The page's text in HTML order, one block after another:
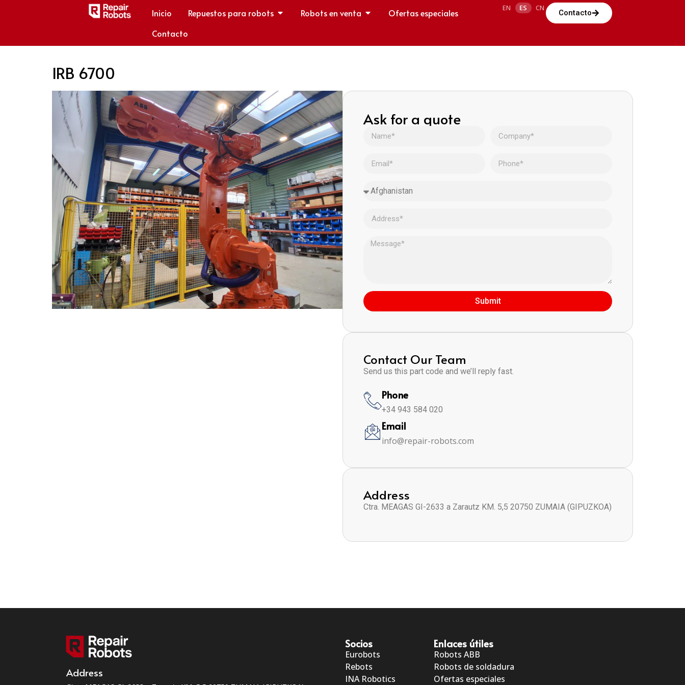
Inicio Repuestos para robots Robots en venta
Ofertas especiales
Contacto
EN ES CN
Contacto
IRB 6700
Ask for a quote
Submit
Contact Our Team
Send us this part code and we’ll reply fast.
Phone
+34 943 584 020
Email
info@repair-robots.com
Address
Ctra. MEAGAS GI-2633 a Zarautz KM. 5,5 20750 ZUMAIA (GIPUZKOA)
Address
Socios
Eurobots
Rebots
INA Robotics
Enlaces útiles
Robots ABB
Robots de soldadura
Ofertas especiales